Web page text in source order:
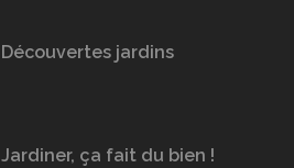
Découvertes jardins
Jardiner, ça fait du bien !